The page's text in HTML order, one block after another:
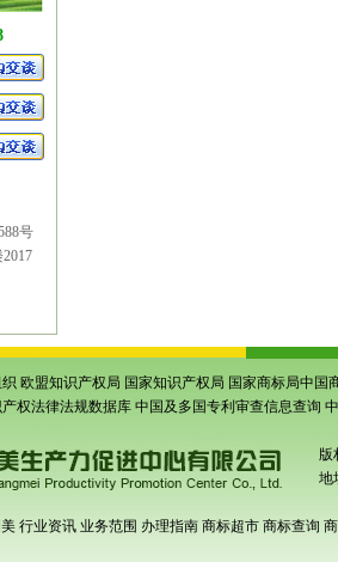
号
欧盟知识产权局 国家知识产权局 国家商标局中国
权法律法规数据库 中国及多国专利审查信息查询
版
地
行业资讯 业务范围 办理指南 商标超市 商标查询